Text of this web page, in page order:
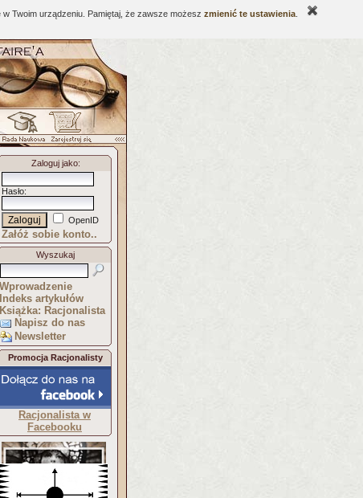
Twoim urządzeniu. Pamiętaj, że zawsze możesz zmienić te ustawienia
Zaloguj jako:
Hasło:
OpenID
Załóż sobie konto..
Wyszukaj
Wprowadzenie
Indeks artykułów
Książka: Racjonalista
Napisz do nas
Newsletter
Promocja Racjonalisty
Racjonalista w
Facebooku